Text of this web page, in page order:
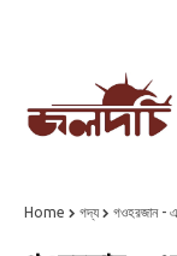
Home গদ্য গওহরজান -